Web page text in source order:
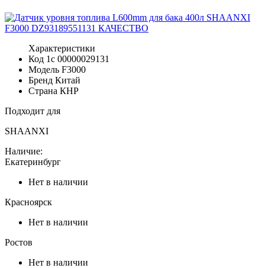
Характеристики
Код 1с 00000029131
Модель F3000
Бренд Китай
Страна КНР
Подходит для
SHAANXI
Наличие:
Екатеринбург
Нет в наличии
Красноярск
Нет в наличии
Ростов
Нет в наличии